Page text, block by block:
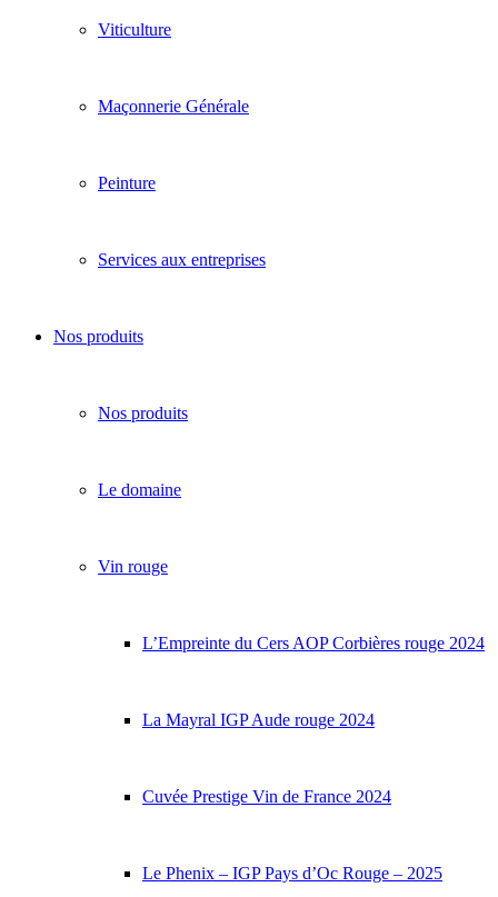
Viticulture
Maçonnerie Générale
Peinture
Services aux entreprises
Nos produits
Nos produits
Le domaine
Vin rouge
L’Empreinte du Cers AOP Corbières rouge 2024
La Mayral IGP Aude rouge 2024
Cuvée Prestige Vin de France 2024
Le Phenix – IGP Pays d’Oc Rouge – 2025